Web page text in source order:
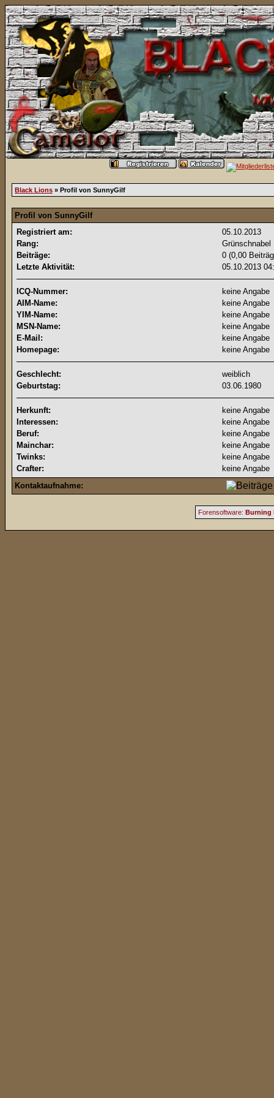
Black Lions » Profil von SunnyGilf
Profil von SunnyGilf
Registriert am:
05.10.2013
Rang:
Grünschnabel
Beiträge:
0 (0,00
Letzte Aktivität:
05.10.2013
ICQ-Nummer:
keine Angabe
AIM-Name:
keine Angabe
YIM-Name:
keine Angabe
MSN-Name:
keine Angabe
E-Mail:
keine Angabe
Homepage:
keine Angabe
Geschlecht:
weiblich
Geburtstag:
03.06.1980
Herkunft:
keine Angabe
Interessen:
keine Angabe
Beruf:
keine Angabe
Mainchar:
keine Angabe
Twinks:
keine Angabe
Crafter:
keine Angabe
Kontaktaufnahme:
Forensoftware: Burning